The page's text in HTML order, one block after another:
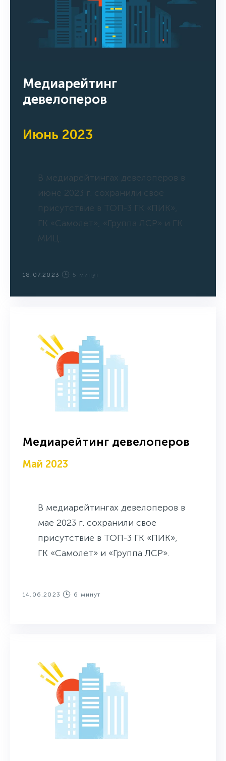
Медиарейтинг
девелоперов
Июнь 2023
В медиарейтингах девелоперов в
июне 2023 г. сохранили свое
присутствие в ТОП-3 ГК «ПИК»,
ГК «Самолет», «Группа ЛСР» и ГК
МИЦ.
18.07.2023 5 минут
Медиарейтинг девелоперов
Май 2023
В медиарейтингах девелоперов в
мае 2023 г. сохранили свое
присутствие в ТОП-3 ГК «ПИК»,
ГК «Самолет» и «Группа ЛСР».
14.06.2023 6 минут